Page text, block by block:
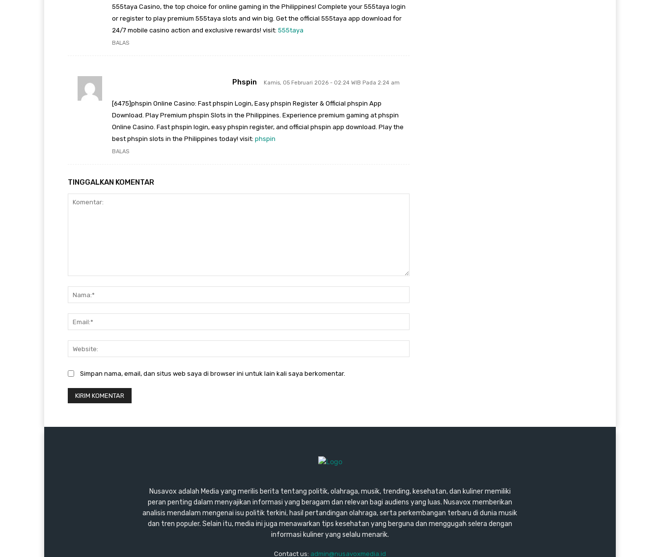
555taya Casino, the top choice for online gaming in the Philippines! Complete your 555taya login
or register to play premium 555taya slots and win big. Get the official 555taya app download for
24/7 mobile casino action and exclusive rewards! visit: 555taya
BALAS
Phspin Kamis, 05 Februari 2026 - 02:24 WIB Pada 2:24 am
[6475]phspin Online Casino: Fast phspin Login, Easy phspin Register & Official phspin App
Download. Play Premium phspin Slots in the Philippines. Experience premium gaming at phspin
Online Casino. Fast phspin login, easy phspin register, and official phspin app download. Play the
best phspin slots in the Philippines today! visit: phspin
BALAS
TINGGALKAN KOMENTAR
Simpan nama, email, dan situs web saya di browser ini untuk lain kali saya berkomentar.
Nusavox adalah Media yang merilis berita tentang politik, olahraga, musik, trending, kesehatan, dan kuliner memiliki
peran penting dalam menyajikan informasi yang beragam dan relevan bagi audiens yang luas. Nusavox memberikan
analisis mendalam mengenai isu politik terkini, hasil pertandingan olahraga, serta perkembangan terbaru di dunia musik
dan tren populer. Selain itu, media ini juga menawarkan tips kesehatan yang berguna dan menggugah selera dengan
informasi kuliner yang selalu menarik.
Contact us: admin@nusavoxmedia.id